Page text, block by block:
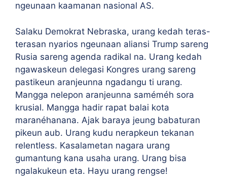
ngeunaan kaamanan nasional AS.
Salaku Demokrat Nebraska, urang kedah teras-
terasan nyarios ngeunaan aliansi Trump sareng
Rusia sareng agenda radikal na. Urang kedah
ngawaskeun delegasi Kongres urang sareng
pastikeun aranjeunna ngadangu ti urang.
Mangga nelepon aranjeunna saméméh sora
krusial. Mangga hadir rapat balai kota
maranéhanana. Ajak baraya jeung babaturan
pikeun aub. Urang kudu nerapkeun tekanan
relentless. Kasalametan nagara urang
gumantung kana usaha urang. Urang bisa
ngalakukeun eta. Hayu urang rengse!